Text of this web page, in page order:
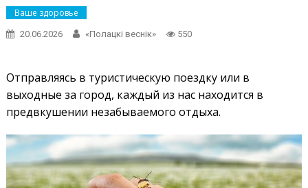
Ваше здоровье
20.06.2026 «Полацкі веснік» 550
Отправляясь в туристическую поездку или в
выходные за город, каждый из нас находится в
предвкушении незабываемого отдыха.